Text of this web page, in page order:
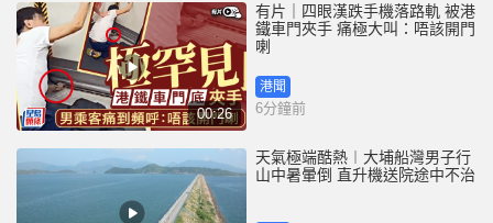
00:26
有片｜四眼漢跌手機落路軌 被港
鐵車門夾手 痛極大叫：唔該開門
喇
港聞
6分鐘前
天氣極端酷熱︱大埔船灣男子行
山中暑暈倒 直升機送院途中不治